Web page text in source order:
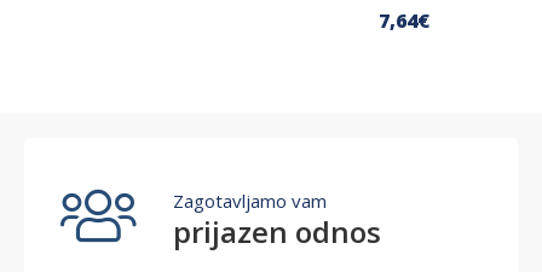
7,64€
Zagotavljamo vam
prijazen odnos